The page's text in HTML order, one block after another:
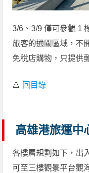
3/6、3/9 僅可參觀 1
旅客的通關區域，不
免稅店購物，只提供
🔺 回目錄
高雄港旅運中
各樓層規劃如下，出
可至三樓觀景平台觀